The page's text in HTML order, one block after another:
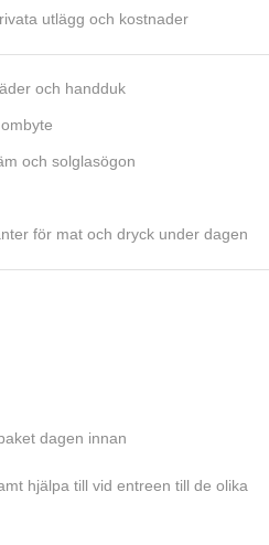
utlägg och kostnader
och handduk
och solglasögon
för mat och dryck under dagen
dagen innan
hjälpa till vid entreen till de olika